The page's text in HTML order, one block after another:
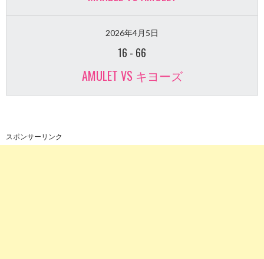
2026年4月5日
16 - 66
AMULET VS キヨーズ
スポンサーリンク